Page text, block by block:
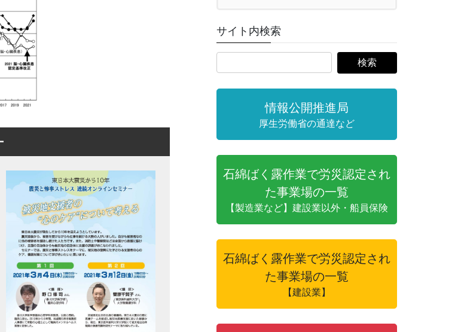
サイト内検索
情報公開推進局
厚生労働省の通達など
石綿ばく露作業で労災認定され
た事業場の一覧
【製造業など】建設業以外・船員保険
石綿ばく露作業で労災認定され
た事業場の一覧
【建設業】